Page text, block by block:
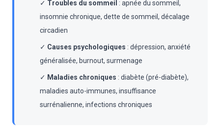
✓ Troubles du sommeil : apnée du sommeil,
insomnie chronique, dette de sommeil, décalage
circadien
✓ Causes psychologiques : dépression, anxiété
généralisée, burnout, surmenage
✓ Maladies chroniques : diabète (pré-diabète),
maladies auto-immunes, insuffisance
surrénalienne, infections chroniques